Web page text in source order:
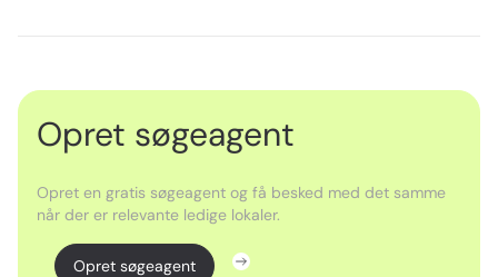
Opret søgeagent
Opret en gratis søgeagent og få besked med det samme
når der er relevante ledige lokaler.
Opret søgeagent